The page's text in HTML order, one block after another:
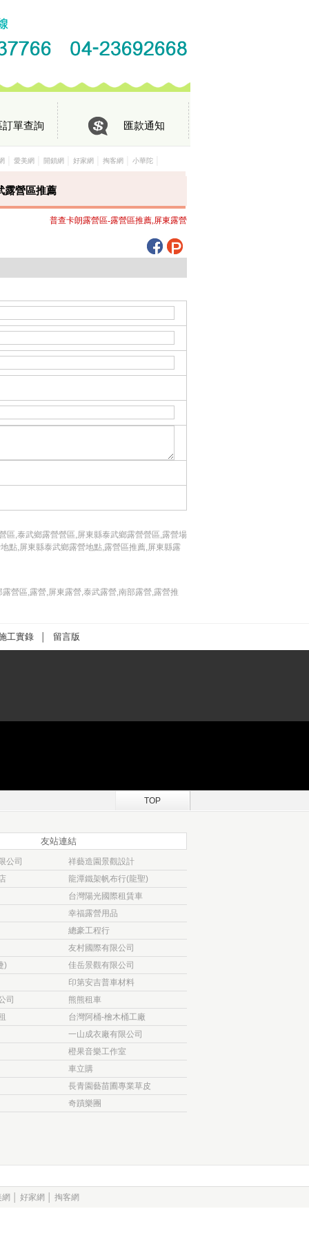
訂單查詢 匯款通知
愛美網 開鎖網 好家網 掏客網 小華陀
露營區推薦
普查卡朗露營區-露營區推薦,屏東露營區推薦,泰武露營區推薦歡迎來電洽
區,泰武鄉露營營區,屏東縣泰武鄉露營營區,露營場
點,屏東縣泰武鄉露營地點,露營區推薦,屏東縣露
營區,露營,屏東露營,泰武露營,南部露營,露營推
工實錄 留言版
TOP
友站連結
公司
祥藝造園景觀設計
龍潭鐵架帆布行(龍聖)
台灣陽光國際租賃車
幸福露營用品
總豪工程行
友村國際有限公司
)
佳岳景觀有限公司
印第安吉普車材料
司
熊熊租車
台灣阿桶-檜木桶工廠
一山成衣廠有限公司
橙果音樂工作室
車立購
長青園藝苗圃專業草皮
奇蹟樂團
好家網 掏客網